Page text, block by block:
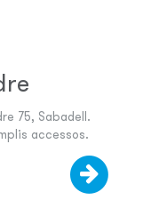
75, Sabadell.
accessos.